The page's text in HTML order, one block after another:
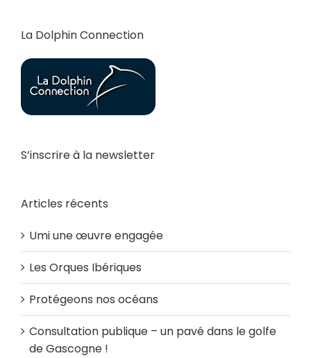
La Dolphin Connection
S’inscrire à la newsletter
Articles récents
Umi une œuvre engagée
Les Orques Ibériques
Protégeons nos océans
Consultation publique – un pavé dans le golfe
de Gascogne !